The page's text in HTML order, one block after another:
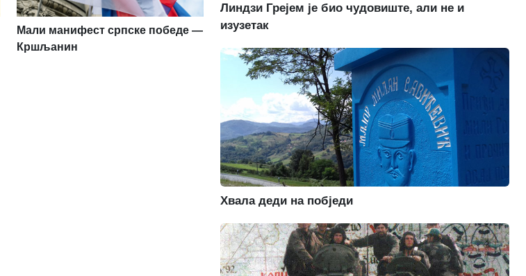
Мали манифест српске победе —
Кршљанин
Линдзи Грејем је био чудовиште, али не и
изузетак
Хвала деди на побједи